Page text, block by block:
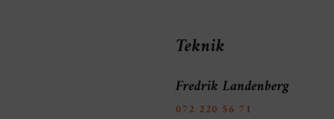
Teknik
Fredrik Landenberg
072 220 56 71